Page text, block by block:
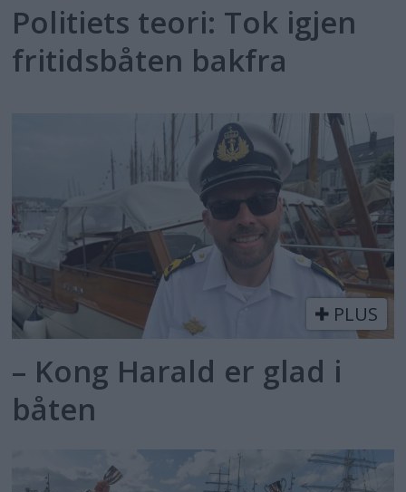
Politiets teori: Tok igjen
fritidsbåten bakfra
PLUS
– Kong Harald er glad i
båten